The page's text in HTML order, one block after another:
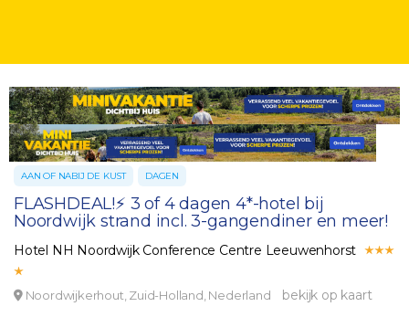
AAN OF NABIJ DE KUST DAGEN
FLASHDEAL!⚡ 3 of 4 dagen 4*-hotel bij
Noordwijk strand incl. 3-gangendiner en meer!
Hotel NH Noordwijk Conference Centre Leeuwenhorst
Noordwijkerhout, Zuid-Holland, Nederland bekijk op kaart